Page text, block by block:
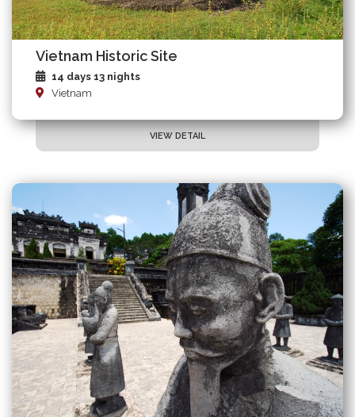
Vietnam Historic Site
14 days 13 nights
Vietnam
VIEW DETAIL